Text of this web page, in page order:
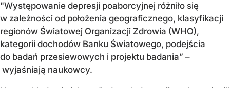
"Występowanie depresji poaborcyjnej różniło się
w zależności od położenia geograficznego, klasyfikacji
regionów Światowej Organizacji Zdrowia (WHO),
kategorii dochodów Banku Światowego, podejścia
do badań przesiewowych i projektu badania” –
wyjaśniają naukowcy.